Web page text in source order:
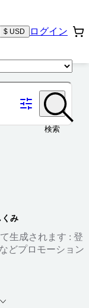
$ USD ログイン
検索
み
生成されます : 登
どプロモーション